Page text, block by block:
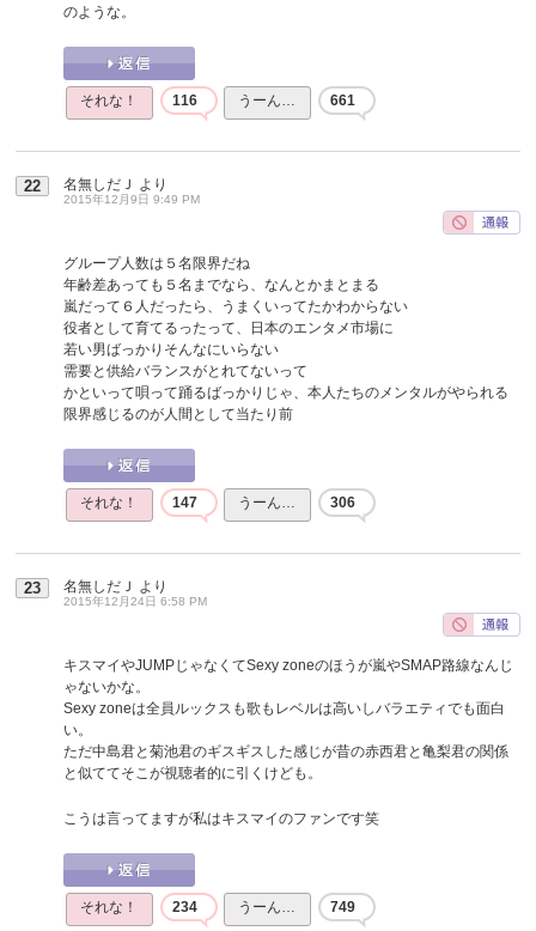
のような。
それな！ 116 うーん… 661
22 名無しだＪ より
2015年12月9日 9:49 PM
グループ人数は５名限界だね
年齢差あっても５名までなら、なんとかまとまる
嵐だって６人だったら、うまくいってたかわからない
役者として育てるったって、日本のエンタメ市場に
若い男ばっかりそんなにいらない
需要と供給バランスがとれてないって
かといって唄って踊るばっかりじゃ、本人たちのメンタルがやられる
限界感じるのが人間として当たり前
それな！ 147 うーん… 306
23 名無しだＪ より
2015年12月24日 6:58 PM
キスマイやJUMPじゃなくてSexy zoneのほうが嵐やSMAP路線なんじ
ゃないかな。
Sexy zoneは全員ルックスも歌もレベルは高いしバラエティでも面白
い。
ただ中島君と菊池君のギスギスした感じが昔の赤西君と亀梨君の関係
と似ててそこが視聴者的に引くけども。
こうは言ってますが私はキスマイのファンです笑
それな！ 234 うーん… 749